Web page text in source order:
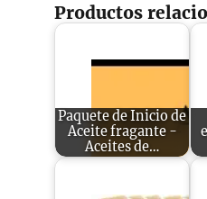
Productos
Paquete de Inicio de
Aceite fragante -
Aceites de…